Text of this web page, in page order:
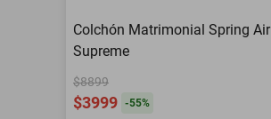
Colchón Matrimonial Spring Air
Supreme
$8899
$3999 -55%